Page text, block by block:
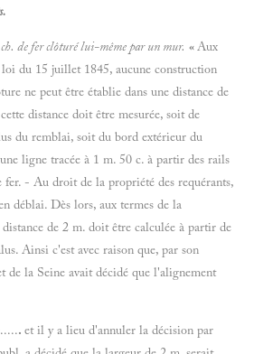
de fer clôturé lui-même par un mur. «Aux
du 15 juillet 1845, aucune construction
ne peut être établie dans une distance de
distance doit être mesurée, soit de
du remblai, soit du bord extérieur du
ligne tracée à 1 m. 50 c. à partir des rails
fer. - Au droit de la propriété des requérants,
déblai. Dès lors, aux termes de la
de 2 m. doit être calculée à partir de
Ainsi c'est avec raison que, par son
de la Seine avait décidé que l'alignement
. et il y a lieu d'annuler la décision par